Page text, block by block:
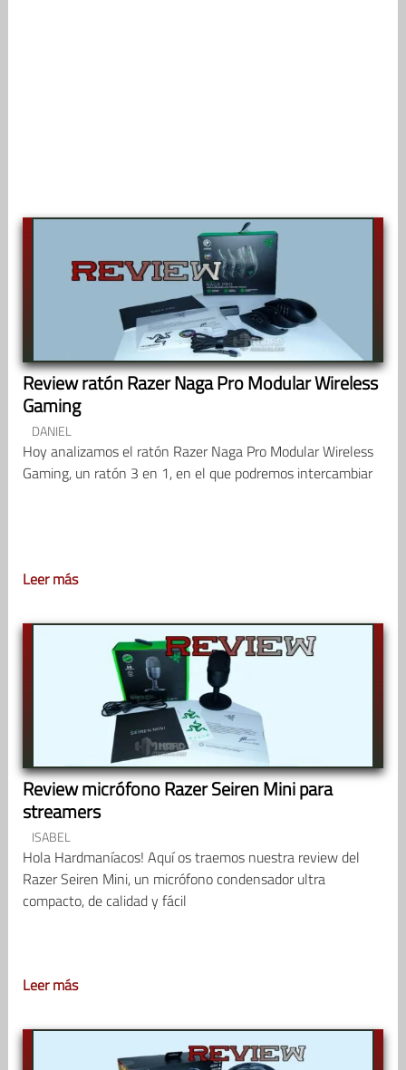
Review ratón Razer Naga Pro Modular Wireless
Gaming
DANIEL
Hoy analizamos el ratón Razer Naga Pro Modular Wireless
Gaming, un ratón 3 en 1, en el que podremos intercambiar
Leer más
Review micrófono Razer Seiren Mini para
streamers
ISABEL
Hola Hardmaníacos! Aquí os traemos nuestra review del
Razer Seiren Mini, un micrófono condensador ultra
compacto, de calidad y fácil
Leer más